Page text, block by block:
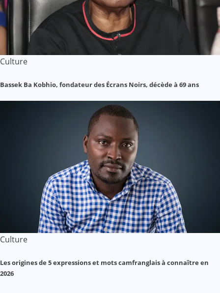
Culture
Bassek Ba Kobhio, fondateur des Écrans Noirs, décède à 69 ans
Culture
Les origines de 5 expressions et mots camfranglais à connaître en
2026